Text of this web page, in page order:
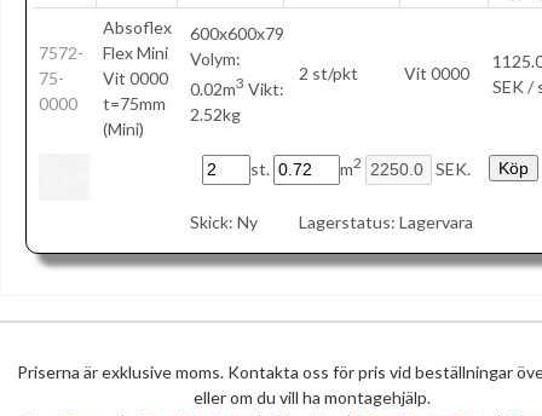
7572-
75-
0000
Absoflex
Flex Mini
Vit 0000
t=75mm
(Mini)
600x600x79
Volym:
0.02m3 Vikt:
2.52kg
2 st/pkt Vit 0000
SEK /
st. m2 SEK.
Skick: Ny Lagerstatus: Lagervara
Priserna är exklusive moms. Kontakta oss för pris vid beställningar
eller om du vill ha montagehjälp.